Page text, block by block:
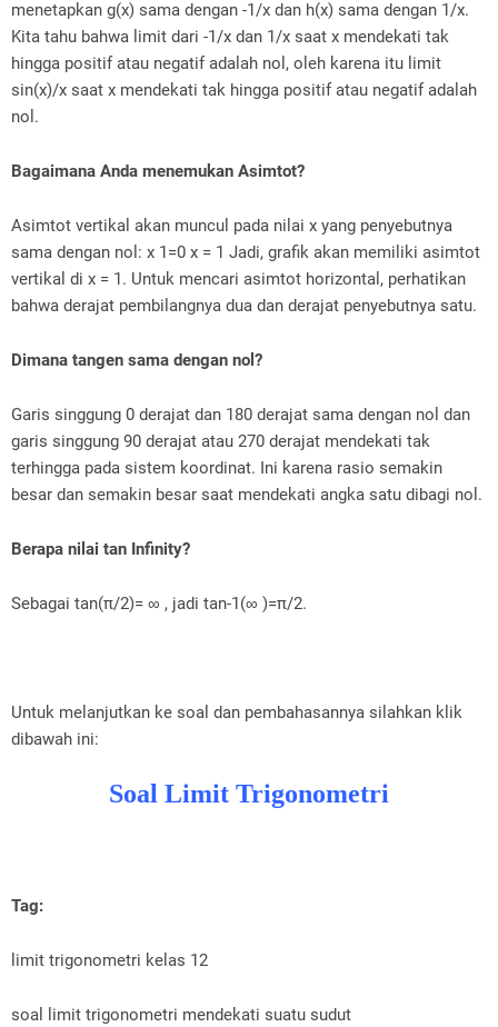
menetapkan g(x) sama dengan -1/x dan h(x) sama dengan 1/x.
Kita tahu bahwa limit dari -1/x dan 1/x saat x mendekati tak
hingga positif atau negatif adalah nol, oleh karena itu limit
sin(x)/x saat x mendekati tak hingga positif atau negatif adalah
nol.
Bagaimana Anda menemukan Asimtot?
Asimtot vertikal akan muncul pada nilai x yang penyebutnya
sama dengan nol: x 1=0 x = 1 Jadi, grafik akan memiliki asimtot
vertikal di x = 1. Untuk mencari asimtot horizontal, perhatikan
bahwa derajat pembilangnya dua dan derajat penyebutnya satu.
Dimana tangen sama dengan nol?
Garis singgung 0 derajat dan 180 derajat sama dengan nol dan
garis singgung 90 derajat atau 270 derajat mendekati tak
terhingga pada sistem koordinat. Ini karena rasio semakin
besar dan semakin besar saat mendekati angka satu dibagi nol.
Berapa nilai tan Infinity?
Sebagai tan(π/2)= ∞ , jadi tan-1(∞ )=π/2.
Untuk melanjutkan ke soal dan pembahasannya silahkan klik
dibawah ini:
Soal Limit Trigonometri
Tag:
limit trigonometri kelas 12
soal limit trigonometri mendekati suatu sudut